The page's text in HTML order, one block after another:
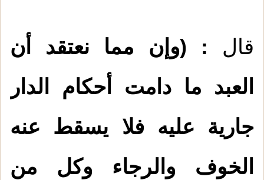
قال : (وإن مما نعتقد أن
العبد ما دامت أحكام الدار
جارية عليه فلا يسقط عنه
الخوف والرجاء وكل من